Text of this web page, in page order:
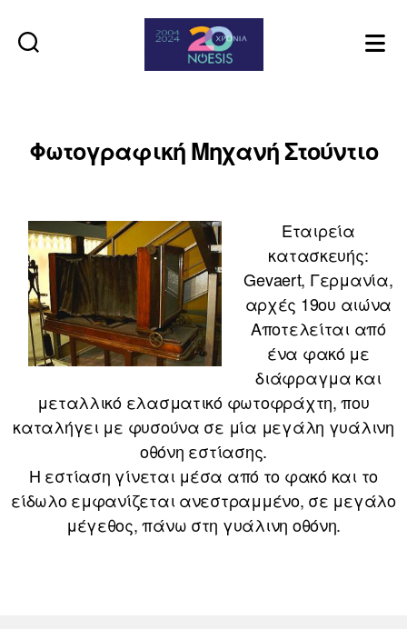
Φωτογραφική Μηχανή Στούντιο
Εταιρεία
κατασκευής:
Gevaert, Γερμανία,
αρχές 19ου αιώνα
Αποτελείται από
ένα φακό με
διάφραγμα και
μεταλλικό ελασματικό φωτοφράχτη, που
καταλήγει με φυσούνα σε μία μεγάλη γυάλινη
οθόνη εστίασης.
Η εστίαση γίνεται μέσα από το φακό και το
είδωλο εμφανίζεται ανεστραμμένο, σε μεγάλο
μέγεθος, πάνω στη γυάλινη οθόνη.